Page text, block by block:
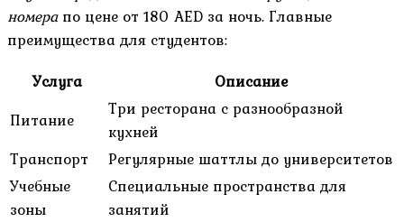
номерапо цене от 180 AED за ночь. Главные
преимущества для студентов:
Услуга
Описание
Питание
Три ресторана с разнообразной
кухней
Транспорт
Регулярные шаттлы до университетов
Учебные
зоны
Специальные пространства для
занятий